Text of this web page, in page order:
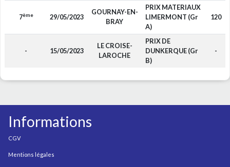
7ème 29/05/2023
GOURNAY-EN-
BRAY
PRIX MATERIAUX
LIMERMONT (Gr
A)
120
- 15/05/2023
LE CROISE-
LAROCHE
PRIX DE
DUNKERQUE (Gr
B)
-
Informations
CGV
Mentions légales